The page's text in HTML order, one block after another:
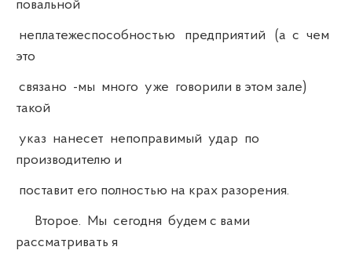
повальной
неплатежеспособностью предприятий (а с чем
это
связано -мы много уже говорили в этом зале)
такой
указ нанесет непоправимый удар по
производителю и
поставит его полностью на крах разорения.
Второе. Мы сегодня будем с вами
рассматривать я